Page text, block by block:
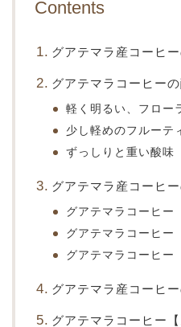
Contents
グアテマラ産コーヒ
グアテマラコーヒー
軽く明るい、フロー
少し軽めのフルーテ
ずっしりと重い酸味
グアテマラ産コーヒ
グアテマラコーヒ
グアテマラコーヒ
グアテマラコーヒ
グアテマラ産コーヒ
グアテマラコーヒー【